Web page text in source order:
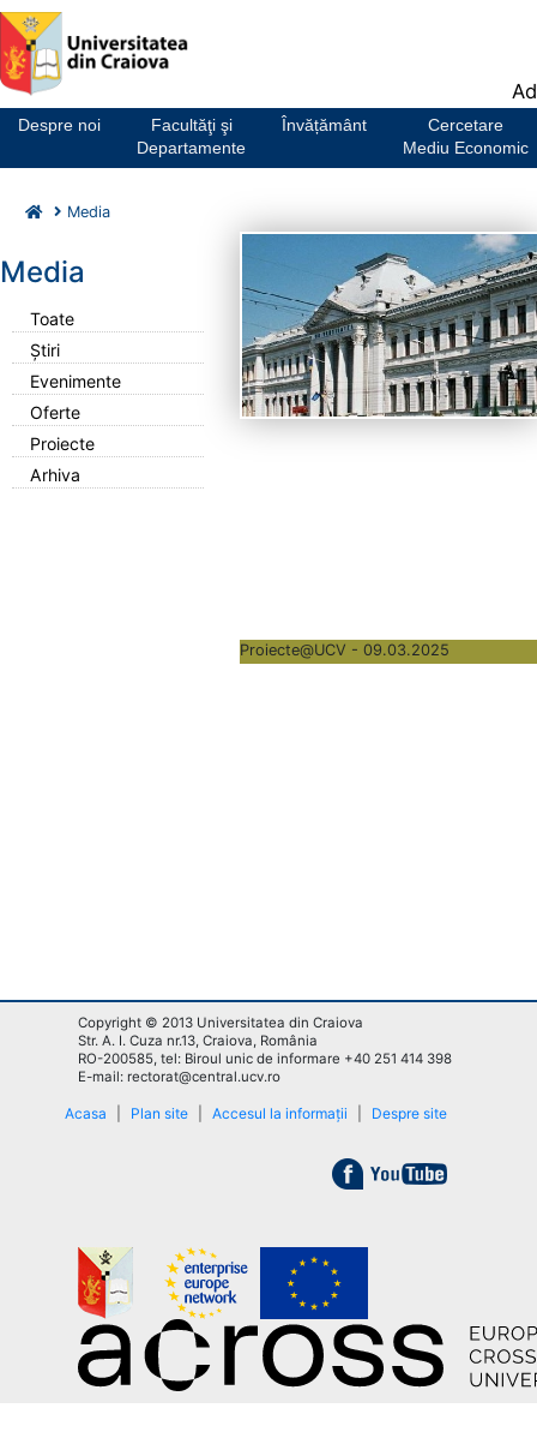
Notă:
Acest
website
un
Despre noi
Facultăţi şi
Departamente
Învățământ
Cercetare
Mediu Economic
Media
Media
Toate
Știri
Evenimente
Oferte
Proiecte
Arhiva
Proiecte@UCV - 09.03.2025
Copyright © 2013 Universitatea din Craiova
Str. A. I. Cuza nr.13, Craiova, România
RO-200585, tel: Biroul unic de informare +40 251 414 398
E-mail: rectorat@central.ucv.ro
Acasa Plan site Accesul la informații Despre site